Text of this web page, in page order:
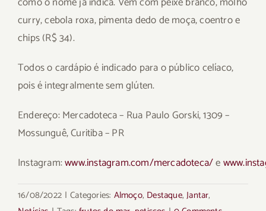
curry, cebola roxa, pimenta dedo de moça, coentro e
chips (R$ 34).
Todos o cardápio é indicado para o público celíaco,
pois é integralmente sem glúten.
Endereço: Mercadoteca – Rua Paulo Gorski, 1309 –
Mossunguê, Curitiba – PR
Instagram:www.instagram.com/mercadoteca/e
16/08/2022 | Categories: Almoço, Destaque,Jantar,